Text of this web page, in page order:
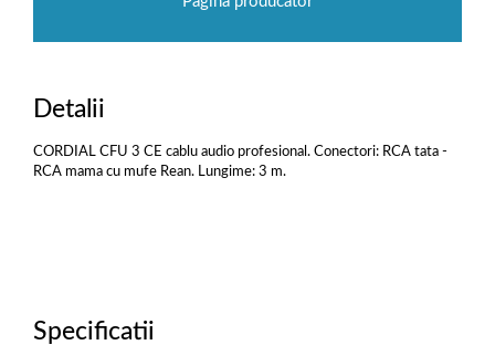
Detalii
CORDIAL CFU 3 CE cablu audio profesional. Conectori: RCA tata -
RCA mama cu mufe Rean. Lungime: 3 m.
Specificatii